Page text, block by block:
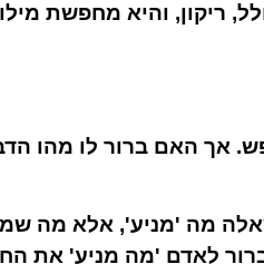
ריקון, והיא מחפשת
אך האם ברור לו מהו
מה 'מניע', אלא מה
לאדם 'מה מניע' את